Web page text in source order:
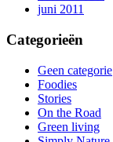
juni 2011
Categorieën
Geen categorie
Foodies
Stories
On the Road
Green living